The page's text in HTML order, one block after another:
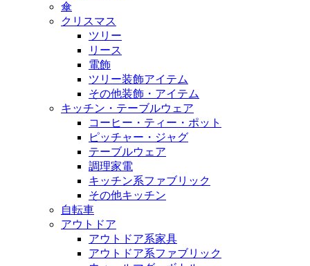
傘
クリスマス
ツリー
リース
電飾
ツリー装飾アイテム
その他装飾・アイテム
キッチン・テーブルウェア
コーヒー・ティー・ポット
ピッチャー・ジャグ
テーブルウェア
調理家電
キッチン系ファブリック
その他キッチン
自転車
アウトドア
アウトドア系家具
アウトドア系ファブリック